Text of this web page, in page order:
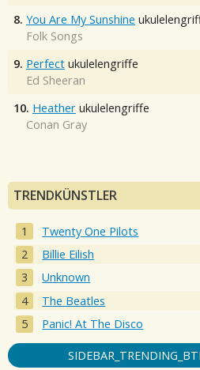
8. You Are My Sunshine
Folk Songs
9. Perfect ukulelengriffe
Ed Sheeran
10. Heather ukulelengriffe
Conan Gray
TRENDKÜNSTLER
Twenty One Pilots
Billie Eilish
Unknown
The Beatles
Panic! At The Disco